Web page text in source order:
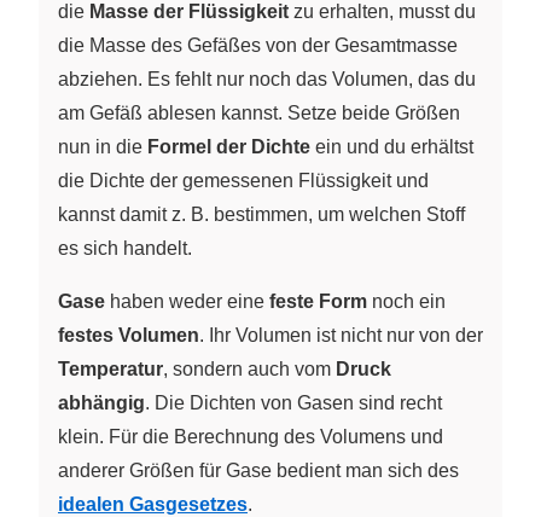
die Masse der Flüssigkeit zu erhalten, musst du
die Masse des Gefäßes von der Gesamtmasse
abziehen. Es fehlt nur noch das Volumen, das du
am Gefäß ablesen kannst. Setze beide Größen
nun in die Formel der Dichte ein und du erhältst
die Dichte der gemessenen Flüssigkeit und
kannst damit z. B. bestimmen, um welchen Stoff
es sich handelt.
Gase haben weder eine feste Form noch ein
festes Volumen. Ihr Volumen ist nicht nur von der
Temperatur, sondern auch vom Druck
abhängig. Die Dichten von Gasen sind recht
klein. Für die Berechnung des Volumens und
anderer Größen für Gase bedient man sich des
idealen Gasgesetzes.